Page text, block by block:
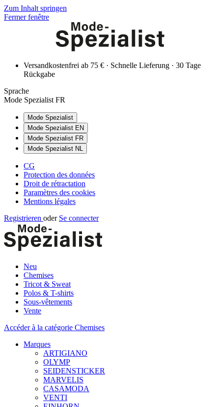
Zum Inhalt springen
Fermer fenêtre
Versandkostenfrei ab 75 € · Schnelle Lieferung · 30 Tage
Rückgabe
Sprache
Mode Spezialist FR
Mode Spezialist
Mode Spezialist EN
Mode Spezialist FR
Mode Spezialist NL
CG
Protection des données
Droit de rétractation
Paramètres des cookies
Mentions légales
Registrieren oder Se connecter
Neu
Chemises
Tricot & Sweat
Polos & T-shirts
Sous-vêtements
Vente
Accéder à la catégorie Chemises
Marques
ARTIGIANO
OLYMP
SEIDENSTICKER
MARVELIS
CASAMODA
VENTI